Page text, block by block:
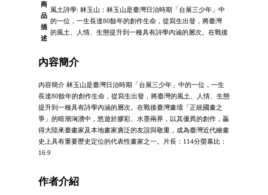
商
品
描
述
風土詩學: 林玉山：林玉山是臺灣日治時期「台展三少年」中
的一位，一生長達80餘年的創作生命，從寫生出發，將臺灣
的風土、人情、生態提升到一種具有詩學內涵的層次。在戰後
內容簡介
內容簡介 林玉山是臺灣日治時期「台展三少年」中的一位，一生
長達80餘年的創作生命，從寫生出發，將臺灣的風土、人情、生態
提升到一種具有詩學內涵的層次。在戰後臺灣畫壇「正統國畫之
爭」的暗潮洶湧中，悠遊於膠彩、水墨兩界，以其優異的創作，贏
得大陸來臺畫家及本地畫家廣泛的友誼與敬重，成為臺灣近代繪畫
史上具有重要歷史定位的代表性畫家之一。片長：114分螢幕比：
16:9
作者介紹